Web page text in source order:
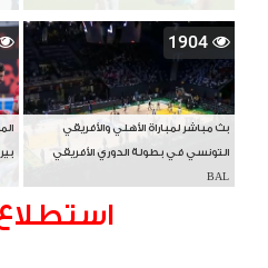
1904
بث مباشر لمباراة الأهلي والأفريقي
التونسي في بطولة الدوري الأفريقي
BAL
استطلاع